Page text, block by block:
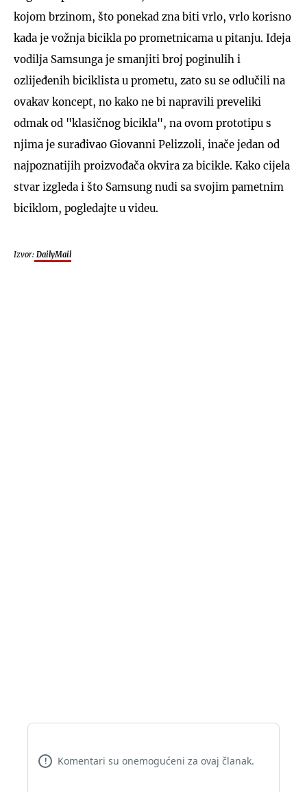
kojom brzinom, što ponekad zna biti vrlo, vrlo korisno
kada je vožnja bicikla po prometnicama u pitanju. Ideja
vodilja Samsunga je smanjiti broj poginulih i
ozlijeđenih biciklista u prometu, zato su se odlučili na
ovakav koncept, no kako ne bi napravili preveliki
odmak od "klasičnog bicikla", na ovom prototipu s
njima je surađivao Giovanni Pelizzoli, inače jedan od
najpoznatijih proizvođača okvira za bicikle. Kako cijela
stvar izgleda i što Samsung nudi sa svojim pametnim
biciklom, pogledajte u videu.
Izvor: DailyMail
! Komentari su onemogućeni za ovaj članak.